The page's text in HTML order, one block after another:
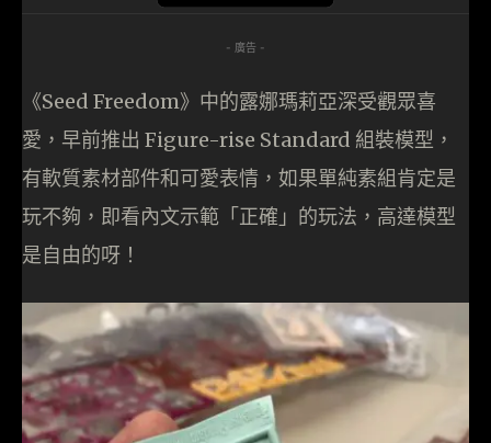
- 廣告 -
《Seed Freedom》中的露娜瑪莉亞深受觀眾喜
愛，早前推出 Figure-rise Standard 組裝模型，
有軟質素材部件和可愛表情，如果單純素組肯定是
玩不夠，即看內文示範「正確」的玩法，高達模型
是自由的呀！